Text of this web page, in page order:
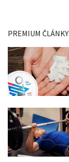
PREMIUM ČLÁNKY